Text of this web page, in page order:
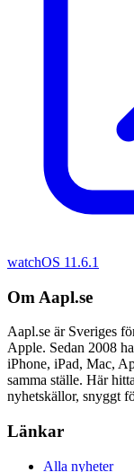
watchOS 11.6.1
Om Aapl.se
Aapl.se är Sveriges
Apple. Sedan 2008
iPhone, iPad, Mac,
samma ställe. Här
nyhetskällor, snyggt
Länkar
Alla nyheter